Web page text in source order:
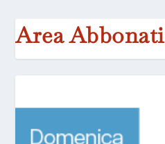
Area Abbonati